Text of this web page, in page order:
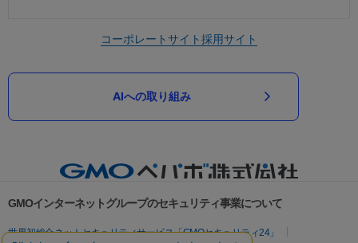
コーポレートサイト採用サイト
AIへの取り組み
GMOインターネットグループのセキュリティ事業について
世界初総合ネットセキュリティサービス「GMOセキュリティ24」